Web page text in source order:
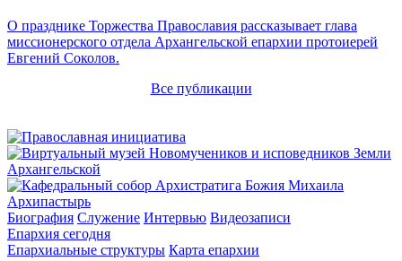
О празднике Торжества Православия рассказывает глава
миссионерского отдела Архангельской епархии протоиерей
Евгений Соколов.
Все публикации
Архипастырь
Биография Служение Интервью Видеозаписи
Епархия сегодня
Епархиальные структуры Карта епархии